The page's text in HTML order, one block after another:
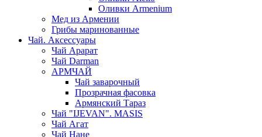
Оливки Armenium
Мед из Армении
Грибы маринованные
Чай. Аксессуары
Чай Арарат
Чай Darman
АРМЧАЙ
Чай заварочный
Прозрачная фасовка
Армянский Тараз
Чай "IJEVAN". MASIS
Чай Агат
Чай Нане